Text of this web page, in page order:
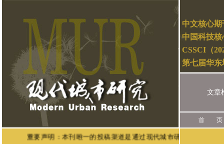
中文核心期
中国科技核
CSSCI（
第七届华
文章
首 页
重要声明：本刊唯一的投稿渠道是通过现代城市研究官网（网址